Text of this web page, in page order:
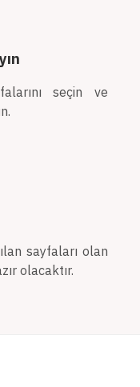
seçin ve
sayfaları olan
olacaktır.